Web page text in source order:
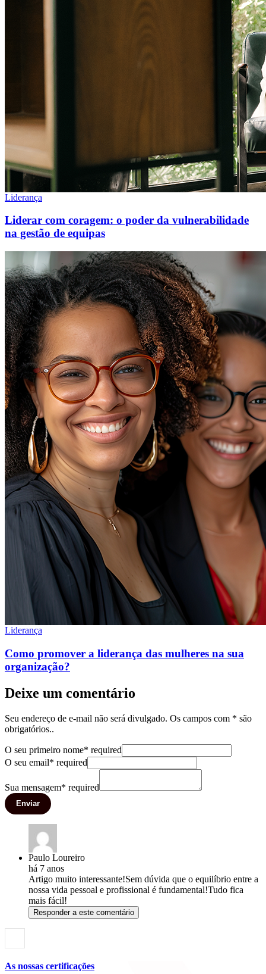
Liderança
Liderar com coragem: o poder da vulnerabilidade
na gestão de equipas
Liderança
Como promover a liderança das mulheres na sua
organização?
Deixe um comentário
Seu endereço de e-mail não será divulgado. Os campos com * são
obrigatórios..
O seu primeiro nome* required
O seu email* required
Sua mensagem* required
Enviar
Paulo Loureiro
há 7 anos
Artigo muito interessante!Sem dúvida que o equilíbrio entre a
nossa vida pessoal e profissional é fundamental!Tudo fica
mais fácil!
Responder a este comentário
As nossas certificações